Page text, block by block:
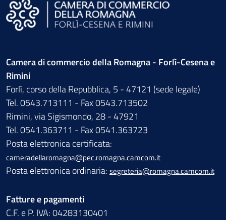
Camera di commercio della Romagna - Forlì-Cesena e
Rimini
Forlì, corso della Repubblica, 5 - 47121 (sede legale)
Tel. 0543.713111 - Fax 0543.713502
Rimini, via Sigismondo, 28 - 47921
Tel. 0541.363711 - Fax 0541.363723
Posta elettronica certificata:
cameradellaromagna@pec.romagna.camcom.it
Posta elettronica ordinaria: segreteria@romagna.camcom.it
Fatture e pagamenti
C.F. e P. IVA: 04283130401